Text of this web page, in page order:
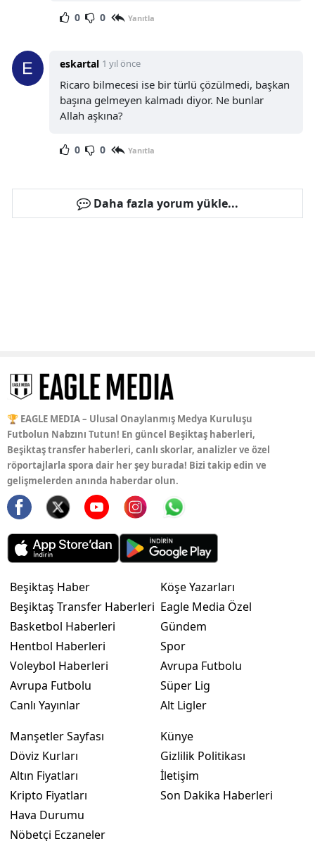
0 0 Yanıtla
eskartal 1 yıl önce
Ricaro bilmecesi ise bir türlü çözülmedi, başkan
başına gelmeyen kalmadı diyor. Ne bunlar
Allah aşkına?
0 0 Yanıtla
Daha fazla yorum yükle...
🏆 EAGLE MEDIA – Ulusal Onaylanmış Medya Kuruluşu
Futbolun Nabzını Tutun! En güncel Beşiktaş haberleri,
Beşiktaş transfer haberleri, canlı skorlar, analizler ve özel
röportajlarla spora dair her şey burada! Bizi takip edin ve
gelişmelerden anında haberdar olun.
Beşiktaş Haber
Beşiktaş Transfer Haberleri
Basketbol Haberleri
Hentbol Haberleri
Voleybol Haberleri
Avrupa Futbolu
Canlı Yayınlar
Köşe Yazarları
Eagle Media Özel
Gündem
Spor
Avrupa Futbolu
Süper Lig
Alt Ligler
Manşetler Sayfası
Döviz Kurları
Altın Fiyatları
Kripto Fiyatları
Hava Durumu
Nöbetçi Eczaneler
Künye
Gizlilik Politikası
İletişim
Son Dakika Haberleri